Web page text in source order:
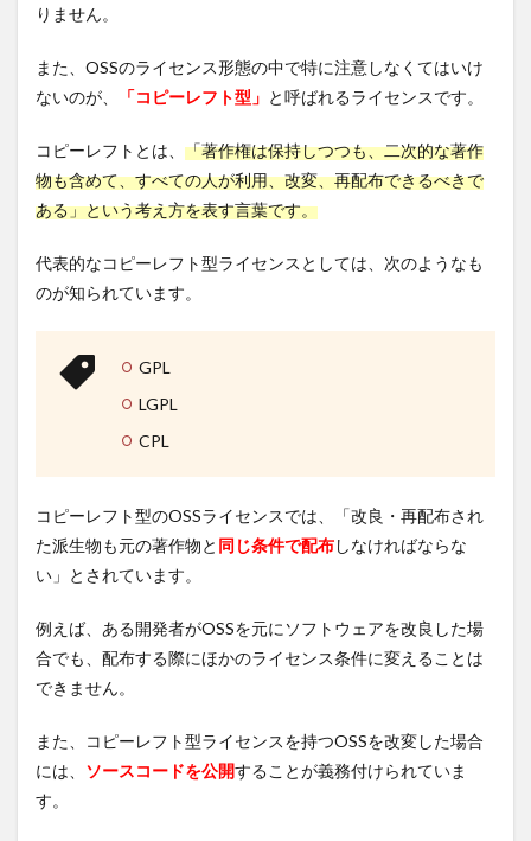
りません。
また、OSSのライセンス形態の中で特に注意しなくてはいけ
ないのが、
「コピーレフト型」 と呼ばれるライセンスです。
コピーレフトとは、 「著作権は保持しつつも、二次的な著作
物も含めて、すべての人が利用、改変、再配布できるべきで
ある」という考え方を表す言葉です。
代表的なコピーレフト型ライセンスとしては、次のようなも
のが知られています。
GPL
LGPL
CPL
コピーレフト型のOSSライセンスでは、「改良・再配布され
た派生物も元の著作物と 同じ条件で配布しなければならな
い」とされています。
例えば、ある開発者がOSSを元にソフトウェアを改良した場
合でも、配布する際にほかのライセンス条件に変えることは
できません。
また、コピーレフト型ライセンスを持つOSSを改変した場合
には、 ソースコードを公開することが義務付けられていま
す。